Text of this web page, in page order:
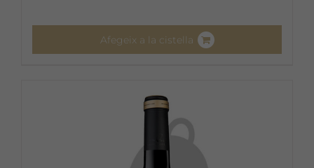
Afegeix a la cistella